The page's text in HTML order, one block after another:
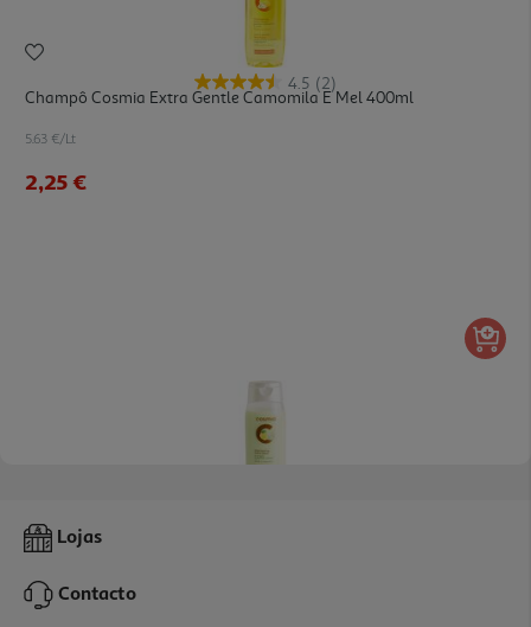
4.5 (2)
Champô Cosmia Extra Gentle Camomila E Mel 400ml
5.63 €/Lt
2,25 €
Champô Cosmia Extra Gentle Argila E Limão 400ml
2,25 €
Lojas
Contacto